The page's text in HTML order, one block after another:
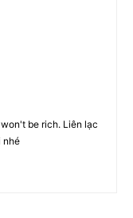
be rich. Liên lạc
nhé